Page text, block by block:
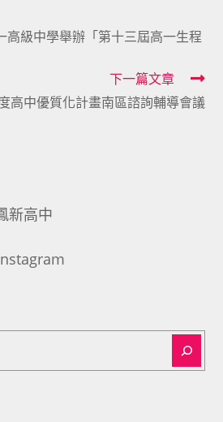
高級中學舉辦「第十三屆高一生程
下一篇文章
高中優質化計畫南區諮詢輔導會議
新高中